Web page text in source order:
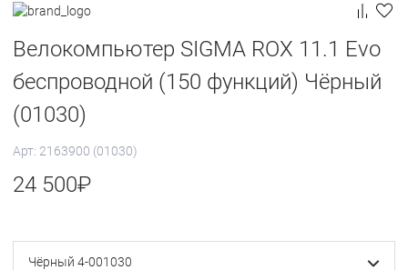
Велокомпьютер SIGMA ROX 11.1 Evo
беспроводной (150 функций) Чёрный
(01030)
Арт: 2163900 (01030)
24 500₽
Чёрный 4-001030